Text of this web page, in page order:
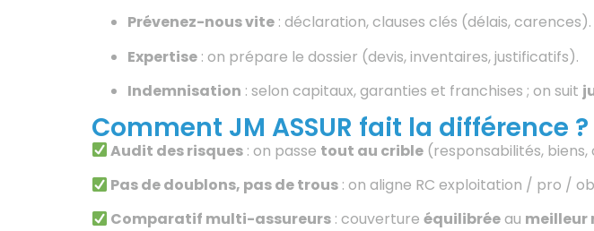
Prévenez-nous vite : déclaration, clauses clés (délais, carences).
Expertise : on prépare le dossier (devis, inventaires, justificatifs).
Indemnisation : selon capitaux, garanties et franchises ; on suit
Comment JM ASSUR fait la différence ?
Audit des risques : on passe tout au crible (responsabilités,
Pas de doublons, pas de trous : on aligne RC exploitation / pro /
Comparatif multi-assureurs : couvertureéquilibréeau